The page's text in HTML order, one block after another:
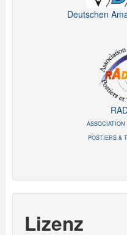
Deutschen
POSTIERS &
Lizenz